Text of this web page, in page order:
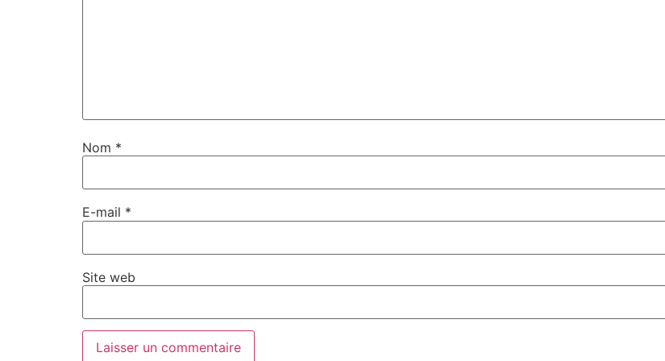
Nom *
E-mail *
Site web